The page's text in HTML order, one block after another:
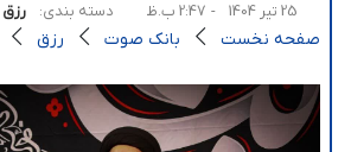
25 تیر 1404 - 2:47 ب.ظ دسته بندی: رزق
صفحه نخست بانک صوت رزق